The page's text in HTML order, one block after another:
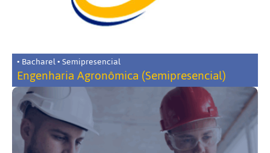
• Bacharel • Semipresencial
Engenharia Agronômica (Semipresencial)